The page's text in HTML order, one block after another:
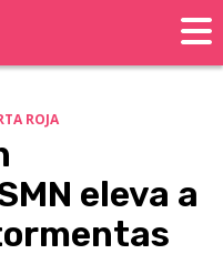
ROJA
eleva a